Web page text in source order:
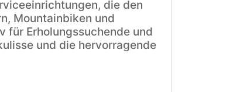
die den
Mountainbiken und
für Erholungssuchende und
und die hervorragende